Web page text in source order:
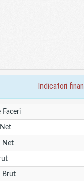
indicatori
Faceri
Net
Brut